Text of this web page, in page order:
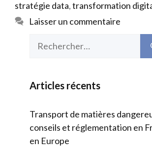
stratégie data,transformation
Laisser un commentaire
Articles récents
Transport de matières
conseils et réglementation en
en Europe